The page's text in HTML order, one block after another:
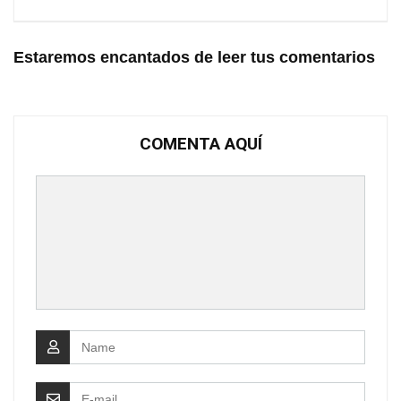
Estaremos encantados de leer tus comentarios
COMENTA AQUÍ